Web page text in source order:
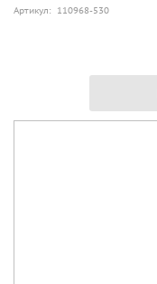
Артикул: 110968-530